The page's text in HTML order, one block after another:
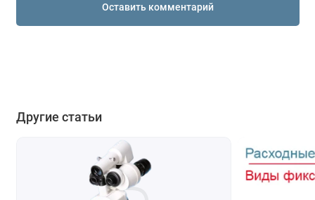
Оставить комментарий
Другие статьи